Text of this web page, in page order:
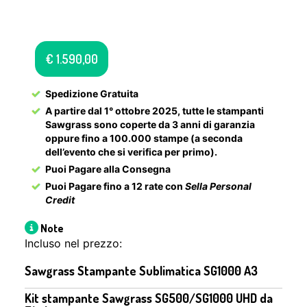
€ 1.590,00
Spedizione Gratuita
A partire dal 1° ottobre 2025, tutte le stampanti
Sawgrass sono coperte da 3 anni di garanzia
oppure fino a 100.000 stampe (a seconda
dell’evento che si verifica per primo).
Puoi Pagare alla Consegna
Puoi Pagare fino a 12 rate con Sella Personal
Credit
Note
Incluso nel prezzo:
Sawgrass Stampante Sublimatica SG1000 A3
Kit stampante Sawgrass SG500/SG1000 UHD da